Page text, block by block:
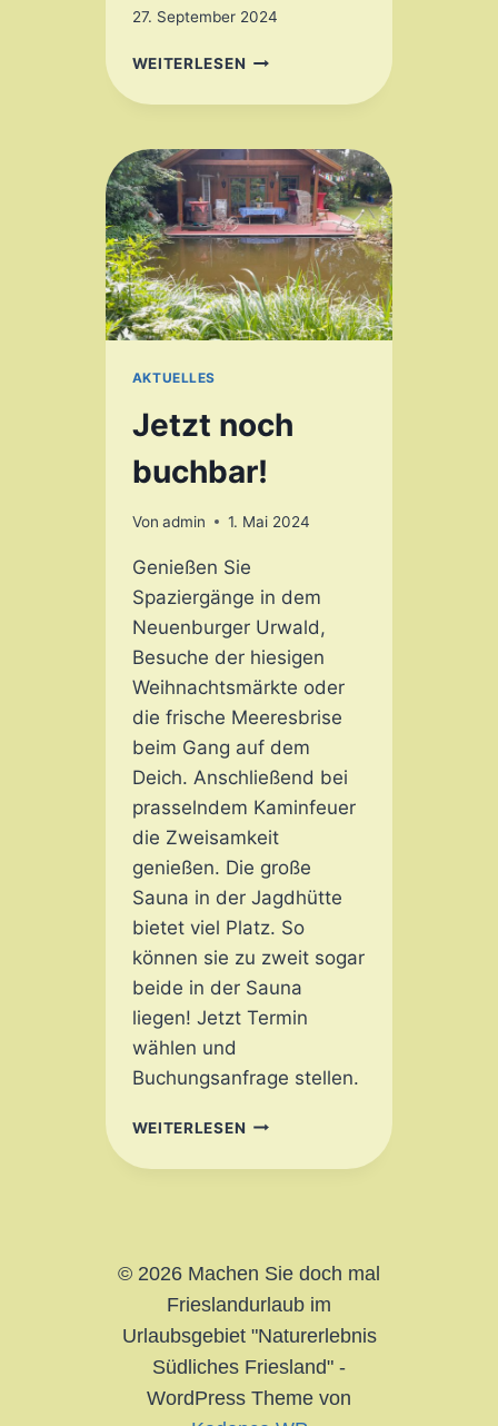
27. September 2024
WEITERLESEN NATURKUNDLICHE
IM
„NEUENBURGER
URWALD“
AKTUELLES
Jetzt noch
buchbar!
Von admin 1. Mai 2024
Genießen Sie
Spaziergänge in dem
Neuenburger Urwald,
Besuche der hiesigen
Weihnachtsmärkte oder
die frische Meeresbrise
beim Gang auf dem
Deich. Anschließend bei
prasselndem Kaminfeuer
die Zweisamkeit
genießen. Die große
Sauna in der Jagdhütte
bietet viel Platz. So
können sie zu zweit sogar
beide in der Sauna
liegen! Jetzt Termin
wählen und
Buchungsanfrage stellen.
WEITERLESEN JETZT
BUCHBAR!
© 2026 Machen Sie doch mal
Frieslandurlaub im
Urlaubsgebiet "Naturerlebnis
Südliches Friesland" -
WordPress Theme von